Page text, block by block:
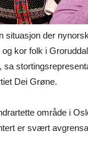
situasjon der
kor folk i
sa
Dei Grøne.
område i
er svært